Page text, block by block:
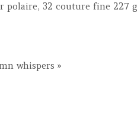
polaire, 32 couture fine 227
whispers »